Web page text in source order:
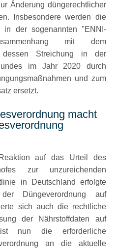
Änderung düngerechtlicher
Insbesondere werden die
in der sogenannten
ENNI-
mit dem
dessen Streichung in der
im Jahr 2020 durch
und zum
ersetzt.
macht
auf das Urteil des
zur unzureichenden
in Deutschland erfolgte
Düngeverordnung auf
sich auch die rechtliche
der Nährstoffdaten auf
ist nun die erforderliche
an die aktuelle